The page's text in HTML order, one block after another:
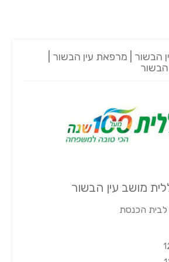
הבשור | מרפאת עין הבשור |
הבשור
מושב עין הבשור
לבית הכנסת